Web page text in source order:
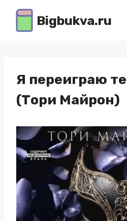
Перейти
содержимому
Bigbukva.ru
Я переиграю
(Тори Майрон)